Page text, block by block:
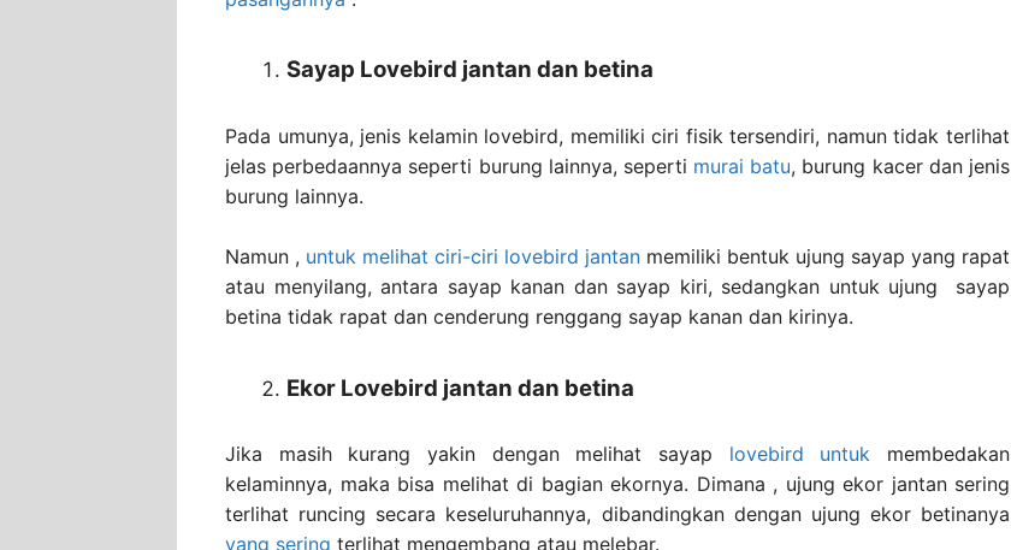
Sayap Lovebird jantan dan betina
Pada umunya, jenis kelamin lovebird, memiliki ciri fisik tersendiri, namun tidak terlihat
jelas perbedaannya seperti burung lainnya, seperti murai batu, burung kacer dan jenis
burung lainnya.
Namun , untuk melihat ciri-ciri lovebird jantan memiliki bentuk ujung sayap yang rapat
atau menyilang, antara sayap kanan dan sayap kiri, sedangkan untuk ujung sayap
betina tidak rapat dan cenderung renggang sayap kanan dan kirinya.
Ekor Lovebird jantan dan betina
Jika masih kurang yakin dengan melihat sayap lovebird untuk membedakan
kelaminnya, maka bisa melihat di bagian ekornya. Dimana , ujung ekor jantan sering
terlihat runcing secara keseluruhannya, dibandingkan dengan ujung ekor betinanya
yang sering terlihat mengembang atau melebar.